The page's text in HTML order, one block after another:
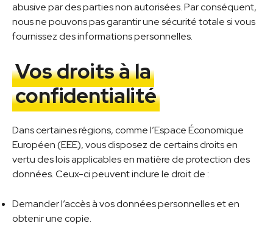
abusive par des parties non autorisées. Par conséquent,
nous ne pouvons pas garantir une sécurité totale si vous
fournissez des informations personnelles.
Vos droits à la
confidentialité
Dans certaines régions, comme l’Espace Économique
Européen (EEE), vous disposez de certains droits en
vertu des lois applicables en matière de protection des
données. Ceux-ci peuvent inclure le droit de :
Demander l’accès à vos données personnelles et en
obtenir une copie.